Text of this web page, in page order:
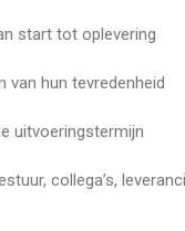
start tot oplevering
van hun tevredenheid
uitvoeringstermijn
collega’s,